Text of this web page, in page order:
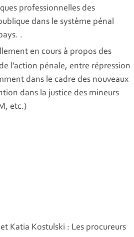
professionnelles des
dans le système pénal
.
en cours à propos des
l’action pénale, entre répression
dans le cadre des nouveaux
dans la justice des mineurs
etc.)
Katia Kostulski : Les procureurs